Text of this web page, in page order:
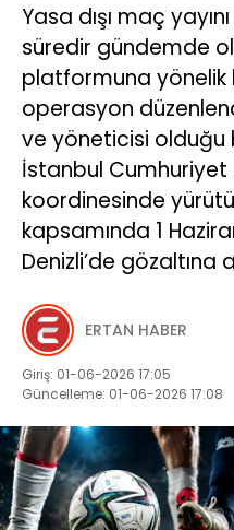
Yasa dışı maç
süredir gündemde
platformuna yönelik
operasyon
ve yöneticisi olduğu
İstanbul Cumhuriyet
koordinesinde
kapsamında 1
Denizli’de gözaltına
ERTAN HABER
Giriş: 01-06-2026 17:05
Güncelleme: 01-06-2026 17:08